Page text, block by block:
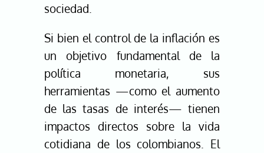
sociedad.
Si bien el control de la inflación es
un objetivo fundamental de la
política monetaria, sus
herramientas —como el aumento
de las tasas de interés— tienen
impactos directos sobre la vida
cotidiana de los colombianos. El